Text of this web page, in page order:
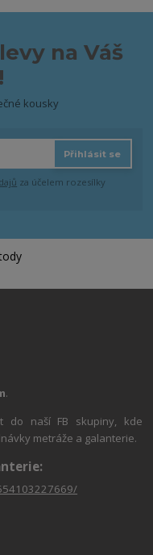
na Váš
kousky
Přihlásit se
za účelem rozesílky
.
do naší FB skupiny, kde
metráže a galanterie.